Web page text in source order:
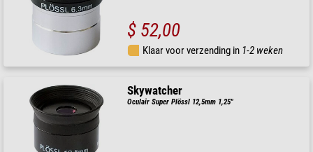
$ 52,00
Klaar voor verzending in 1-2 weken
Skywatcher
Oculair Super Plössl 12,5mm 1,25"